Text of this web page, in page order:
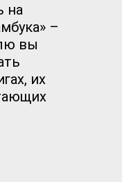
на
–
вы
их